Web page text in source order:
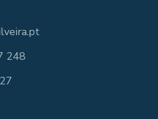
248